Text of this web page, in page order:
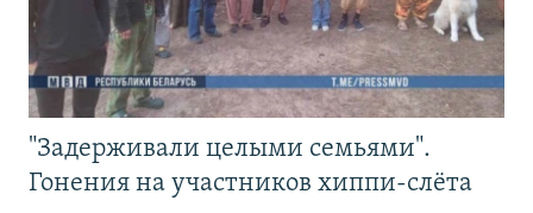
"Задерживали целыми семьями".
Гонения на участников хиппи-слёта